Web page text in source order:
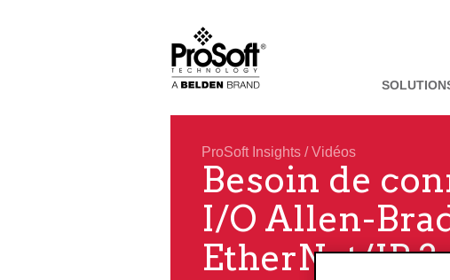
ProSoft Insights /Vidéos
Besoin de
I/O Allen-
EtherNet/IP ?